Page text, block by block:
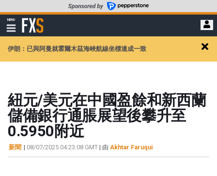
至
要
MENU
顯
示
航
FXStreet
伊朗：已與阿曼就霍爾木茲海峽航線坐標達成一致
alert
紐元/美元在中國盈餘和新西蘭
儲備銀行通脹展望後攀升至
0.5950附近
新聞 | 08/07/2025 04:23:08 GMT | 由 Akhtar Faruqui